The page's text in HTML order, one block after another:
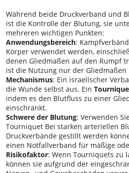
Während beide Druckverband und
ist die Kontrolle der Blutung, sie
mehreren wichtigen Punkten:
Anwendungsbereich:
Körper verwendet werden,
denen Gliedmaßen auf den Rumpf
ist die Nutzung nur der Gliedmaßen
Mechanismus: Ein israelischer
die Wunde selbst aus. Ein
indem es den Blutfluss zu einer
einschränkt.
Schwere der Blutung: Verwenden
Tourniquet Bei starken arteriellen
Druckverbände gestillt werden
einen Notfallverband für mäßige
Risikofaktor: Wenn Tourniquets zu
können sie aufgrund der